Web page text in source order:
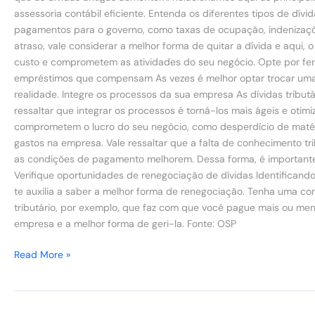
assessoria contábil eficiente. Entenda os diferentes tipos de
pagamentos para o governo, como taxas de ocupação,
atraso, vale considerar a melhor forma de quitar a dívida e
custo e comprometem as atividades do seu negócio. Opte por
empréstimos que compensam As vezes é melhor optar trocar
realidade. Integre os processos da sua empresa As dívidas
ressaltar que integrar os processos é torná-los mais ágeis e
comprometem o lucro do seu negócio, como desperdício de
gastos na empresa. Vale ressaltar que a falta de conhecimento
as condições de pagamento melhorem. Dessa forma, é
Verifique oportunidades de renegociação de dívidas
te auxilia a saber a melhor forma de renegociação. Tenha uma
tributário, por exemplo, que faz com que você pague mais ou
empresa e a melhor forma de geri-la. Fonte: OSP
Read More »